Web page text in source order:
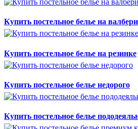
Купить постельное белье на
Купить постельное белье на резинке
Купить постельное белье недорого
Купить постельное белье